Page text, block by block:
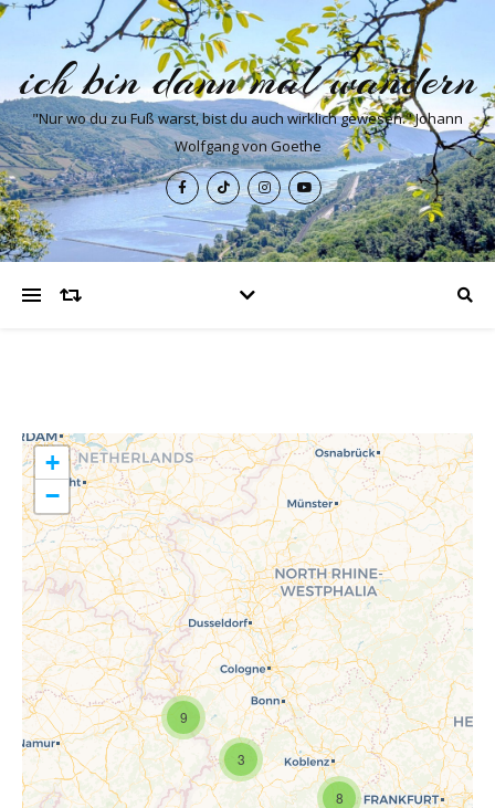
ich bin dann mal wandern
"Nur wo du zu Fuß warst, bist du auch wirklich gewesen." Johann
Wolfgang von Goethe
Travelers' Map wird geladen …
Wenn du dies siehst, nachdem
deine Seite vollständig geladen
wurde, fehlen leafletJS-Dateien.
8
3
9
+
−